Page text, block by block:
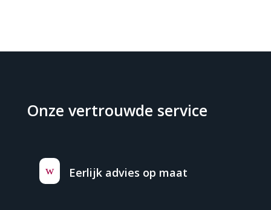
Onze vertrouwde service
w Eerlijk advies op maat